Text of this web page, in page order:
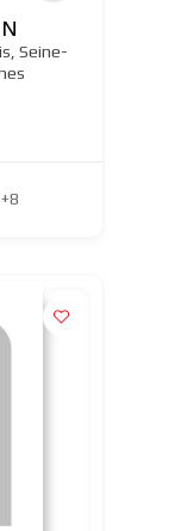
Seine-
+8